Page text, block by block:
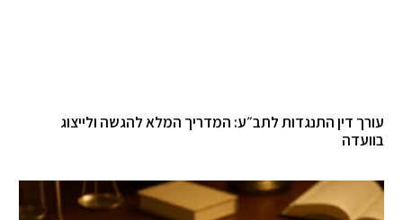
עורך דין התנגדות לתב״ע: המדריך המלא להגשה ולייצוג
בוועדה